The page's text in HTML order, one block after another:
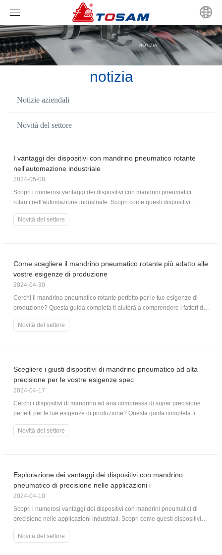
Casa
Prodotti
Cilindri idraulici rotanti solidi
Selezione del tipo di ganasce morbide per mandrini
Mandrino idraulico a potenza solida
Cilindri idraulici rotanti cavi ad altissima velocità
Cilindri idraulici rotanti solidi
Dispositivi per mandrini ad aria cava
Serie di mandrini super sottili
Serie Din Chuck
Contattaci
notizia
Notizie aziendali
Novità del settore
I vantaggi dei dispositivi con mandrino pneumatico rotante
nell'automazione industriale
2024-05-08
Scopri i numerosi vantaggi dei dispositivi con mandrini pneumatici
rotanti nell'automazione industriale. Scopri come questi dispositivi
migliorano la produttività, migliorano la precisione e forniscono stabilità
al pezzo. Esplora la loro versatilità, convenienza e capacità di
Novità del settore
Come scegliere il mandrino pneumatico rotante più adatto alle
vostre esigenze di produzione
2024-04-30
Cerchi il mandrino pneumatico rotante perfetto per le tue esigenze di
produzione? Questa guida completa ti aiuterà a comprendere i fattori da
considerare, come le dimensioni del pezzo, i tipi di mandrino e le
funzionalità aggiuntive, per prendere una decisione informata e
Novità del settore
Scegliere i giusti dispositivi di mandrino pneumatico ad alta
precisione per le vostre esigenze spec
2024-04-17
Cerchi i dispositivi di mandrino ad aria compressa di super precisione
perfetti per le tue esigenze di produzione? Questa guida completa ti
aiuterà a comprendere i fattori da considerare, valutare le funzionalità
essenziali ed esplorare le opzioni di personalizzazione. Prendi una
Novità del settore
Esplorazione dei vantaggi dei dispositivi con mandrino
pneumatico di precisione nelle applicazioni i
2024-04-10
Scopri i numerosi vantaggi dei dispositivi con mandrini pneumatici di
precisione nelle applicazioni industriali. Scopri come questi dispositivi
migliorano l'efficienza, migliorano la produttività e garantiscono un
bloccaggio accurato e sicuro per un'ampia gamma di processi di
Novità del settore